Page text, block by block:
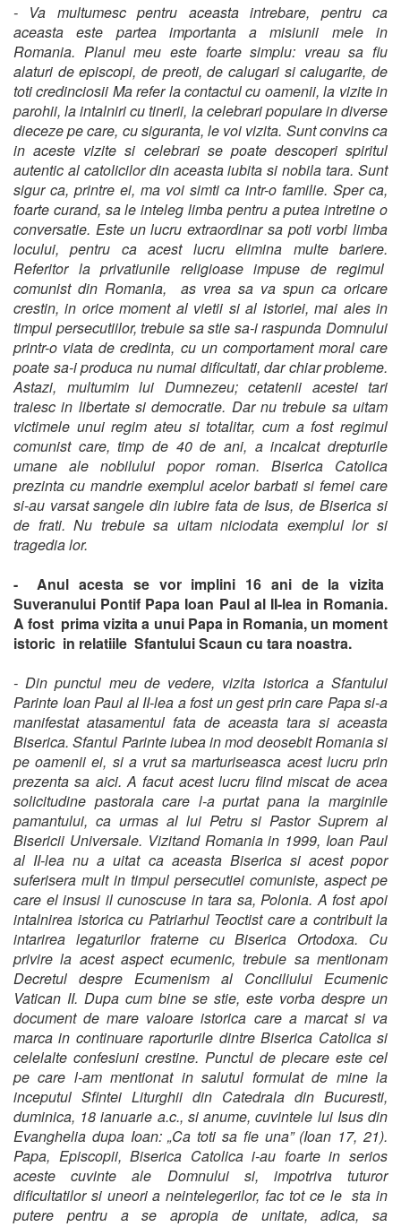
- Va multumesc pentru aceasta intrebare, pentru ca
aceasta este partea importanta a misiunii mele in
Romania. Planul meu este foarte simplu: vreau sa fiu
alaturi de episcopi, de preoti, de calugari si calugarite, de
toti credinciosii Ma refer la contactul cu oamenii, la vizite in
parohii, la intalniri cu tinerii, la celebrari populare in diverse
dieceze pe care, cu siguranta, le voi vizita. Sunt convins ca
in aceste vizite si celebrari se poate descoperi spiritul
autentic al catolicilor din aceasta iubita si nobila tara. Sunt
sigur ca, printre ei, ma voi simti ca intr-o familie. Sper ca,
foarte curand, sa le inteleg limba pentru a putea intretine o
conversatie. Este un lucru extraordinar sa poti vorbi limba
locului, pentru ca acest lucru elimina multe bariere.
Referitor la privatiunile religioase impuse de regimul
comunist din Romania, as vrea sa va spun ca oricare
crestin, in orice moment al vietii si al istoriei, mai ales in
timpul persecutiilor, trebuie sa stie sa-i raspunda Domnului
printr-o viata de credinta, cu un comportament moral care
poate sa-i produca nu numai dificultati, dar chiar probleme.
Astazi, multumim lui Dumnezeu; cetatenii acestei tari
traiesc in libertate si democratie. Dar nu trebuie sa uitam
victimele unui regim ateu si totalitar, cum a fost regimul
comunist care, timp de 40 de ani, a incalcat drepturile
umane ale nobilului popor roman. Biserica Catolica
prezinta cu mandrie exemplul acelor barbati si femei care
si-au varsat sangele din iubire fata de Isus, de Biserica si
de frati. Nu trebuie sa uitam niciodata exemplul lor si
tragedia lor.
- Anul acesta se vor implini 16 ani de la vizita
Suveranului Pontif Papa Ioan Paul al II-lea in Romania.
A fost prima vizita a unui Papa in Romania, un moment
istoric in relatiile Sfantului Scaun cu tara noastra.
- Din punctul meu de vedere, vizita istorica a Sfantului
Parinte Ioan Paul al II-lea a fost un gest prin care Papa si-a
manifestat atasamentul fata de aceasta tara si aceasta
Biserica. Sfantul Parinte iubea in mod deosebit Romania si
pe oamenii ei, si a vrut sa marturiseasca acest lucru prin
prezenta sa aici. A facut acest lucru fiind miscat de acea
solicitudine pastorala care l-a purtat pana la marginile
pamantului, ca urmas al lui Petru si Pastor Suprem al
Bisericii Universale. Vizitand Romania in 1999, Ioan Paul
al II-lea nu a uitat ca aceasta Biserica si acest popor
suferisera mult in timpul persecutiei comuniste, aspect pe
care el insusi il cunoscuse in tara sa, Polonia. A fost apoi
intalnirea istorica cu Patriarhul Teoctist care a contribuit la
intarirea legaturilor fraterne cu Biserica Ortodoxa. Cu
privire la acest aspect ecumenic, trebuie sa mentionam
Decretul despre Ecumenism al Conciliului Ecumenic
Vatican II. Dupa cum bine se stie, este vorba despre un
document de mare valoare istorica care a marcat si va
marca in continuare raporturile dintre Biserica Catolica si
celelalte confesiuni crestine. Punctul de plecare este cel
pe care l-am mentionat in salutul formulat de mine la
inceputul Sfintei Liturghii din Catedrala din Bucuresti,
duminica, 18 ianuarie a.c., si anume, cuvintele lui Isus din
Evanghelia dupa Ioan: „Ca toti sa fie una” (Ioan 17, 21).
Papa, Episcopii, Biserica Catolica i-au foarte in serios
aceste cuvinte ale Domnului si, impotriva tuturor
dificultatilor si uneori a neintelegerilor, fac tot ce le sta in
putere pentru a se apropia de unitate, adica, sa